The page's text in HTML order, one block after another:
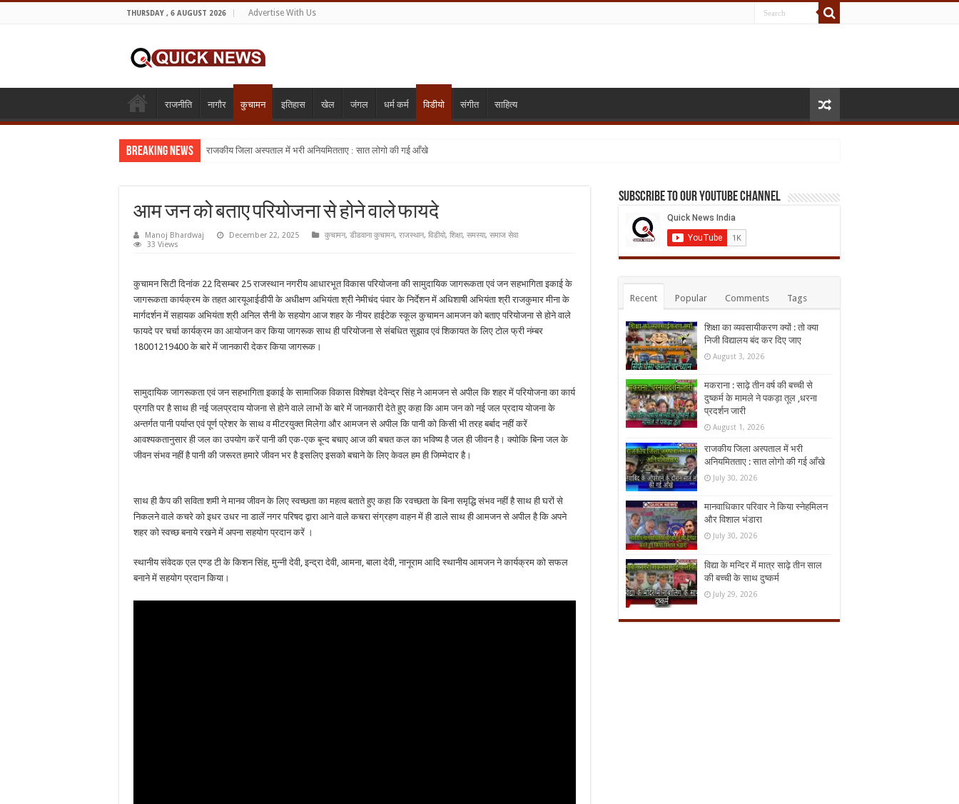
THURSDAY , 6 AUGUST 2026 Advertise With Us
राजनीति नागौर कुचामन इतिहास खेल जंगल धर्म कर्म विडीयो संगीत साहित्य
Breaking News राजकीय जिला अस्पताल में भरी अनियमितताए : सात लोगो की गई आँखे
मानवाधिकार परिवार ने किया स्नेहमिलन और विशाल भंडारा
आम जन को बताए परियोजना से होने वाले फायदे
Manoj Bhardwaj December 22, 2025 कुचामन, डीडवाना कुचामन, राजस्थान, विडीयो, शिक्षा, समस्या, समाज सेवा
33 Views
कुचामन सिटी दिनांक 22 दिसम्बर 25 राजस्थान नगरीय आधारभूत विकास परियोजना की सामुदायिक जागरूकता एवं जन सहभागिता इकाई के
जागरूकता कार्यक्रम के तहत आरयूआईडीपी के अधीक्षण अभियंता श्री नेमीचंद पंवार के निर्देशन में अधिशाषी अभियंता श्री राजकुमार मीना के
मार्गदर्शन में सहायक अभियंता श्री अनिल सैनी के सहयोग आज शहर के नीयर हाईटेक स्कूल कुचामन आमजन को बताए परियोजना से होने वाले
फायदे पर चर्चा कार्यक्रम का आयोजन कर किया जागरूक साथ ही परियोजना से संबधित सुझाव एवं शिकायत के लिए टोल फ्री नंम्बर
18001219400 के बारे में जानकारी देकर किया जागरूक।
सामुदायिक जागरूकता एवं जन सहभागिता इकाई के सामाजिक विकास विशेषज्ञ देवेन्द्र सिंह ने आमजन से अपील कि शहर में परियोजना का कार्य
प्रगति पर है साथ ही नई जलप्रदाय योजना से होने वाले लाभों के बारे में जानकारी देते हुए कहा कि आम जन को नई जल प्रदाय योजना के
अन्तर्गत पानी पर्याप्त एवं पूर्ण प्रेशर के साथ व मीटरयुक्त मिलेगा और आमजन से अपील कि पानी को किसी भी तरह बर्बाद नहीं करें
आवश्यकतानुसार ही जल का उपयोग करें पानी की एक-एक बून्द बचाए आज की बचत कल का भविष्य है जल ही जीवन है। क्योकि बिना जल के
जीवन संभव नहीं है पानी की जरूरत हमारे जीवन भर है इसलिए इसको बचाने के लिए केवल हम ही जिम्मेदार है।
साथ ही कैप की सविता शमी ने मानव जीवन के लिए स्वच्छता का महत्व बताते हुए कहा कि रवच्छता के बिना समृद्धि संभव नहीं है साथ ही घरों से
निकलने वाले कचरे को इधर उधर ना डालें नगर परिषद द्वारा आने वाले कचरा संग्रहण वाहन में ही डाले साथ ही आमजन से अपील है कि अपने
शहर को स्वच्छ बनाये रखने में अपना सहयोग प्रदान करें ।
स्थानीय संवेदक एल एण्ड टी के किशन सिंह, मुन्नी देवी, इन्द्रा देवी, आमना, बाला देवी, नानूराम आदि स्थानीय आमजन ने कार्यक्रम को सफल
बनाने में सहयोग प्रदान किया।
Subscribe to our Youtube Channel
Recent Popular Comments Tags
शिक्षा का व्यवसायीकरण क्यों : तो क्या
निजी विद्यालय बंद कर दिए जाए
August 3, 2026
मकराना : साढ़े तीन वर्ष की बच्ची से
दुष्कर्म के मामले ने पकड़ा तूल ,धरना
प्रदर्शन जारी
August 1, 2026
राजकीय जिला अस्पताल में भरी
अनियमितताए : सात लोगो की गई आँखे
July 30, 2026
मानवाधिकार परिवार ने किया स्नेहमिलन
और विशाल भंडारा
July 30, 2026
विद्या के मन्दिर में मात्र साढ़े तीन साल
की बच्ची के साथ दुष्कर्म
July 29, 2026